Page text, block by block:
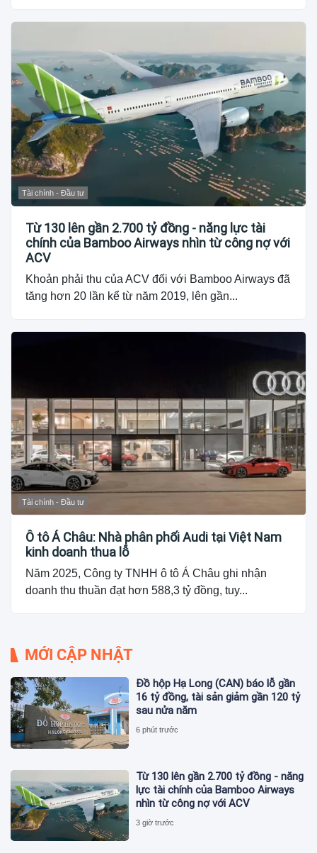
Tài chính - Đầu tư
Từ 130 lên gần 2.700 tỷ đồng - năng lực tài
chính của Bamboo Airways nhìn từ công nợ với
ACV
Khoản phải thu của ACV đối với Bamboo Airways đã
tăng hơn 20 lần kể từ năm 2019, lên gần...
Tài chính - Đầu tư
Ô tô Á Châu: Nhà phân phối Audi tại Việt Nam
kinh doanh thua lỗ
Năm 2025, Công ty TNHH ô tô Á Châu ghi nhận
doanh thu thuần đạt hơn 588,3 tỷ đồng, tuy...
MỚI CẬP NHẬT
Đồ hộp Hạ Long (CAN) báo lỗ gần
16 tỷ đồng, tài sản giảm gần 120 tỷ
sau nửa năm
6 phút trước
Từ 130 lên gần 2.700 tỷ đồng - năng
lực tài chính của Bamboo Airways
nhìn từ công nợ với ACV
3 giờ trước